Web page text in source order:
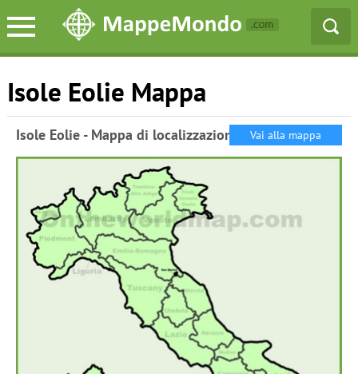
Isole Eolie Mappa
Isole Eolie - Mappa di localizzazione Vai alla mappa